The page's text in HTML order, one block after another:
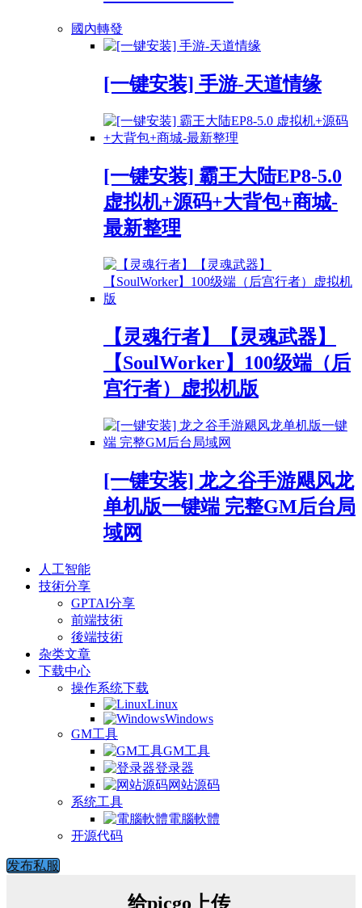
國內轉發
[一键安装] 手游-天道情缘
[一键安装] 霸王大陆EP8-5.0
虚拟机+源码+大背包+商城-
最新整理
【灵魂行者】【灵魂武器】
【SoulWorker】100级端（后
宫行者）虚拟机版
[一键安装] 龙之谷手游飓风龙
单机版一键端 完整GM后台局
域网
人工智能
技術分享
GPTAI分享
前端技術
後端技術
杂类文章
下载中心
操作系统下载
Linux
Windows
GM工具
GM工具
登录器
网站源码
系统工具
電腦軟體
开源代码
发布私服
给picgo上传